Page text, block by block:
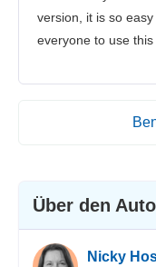
version, it is so
everyone to use this
Über den
Nicky